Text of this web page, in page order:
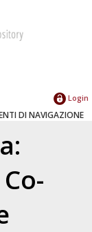
Login
DI NAVIGAZIONE